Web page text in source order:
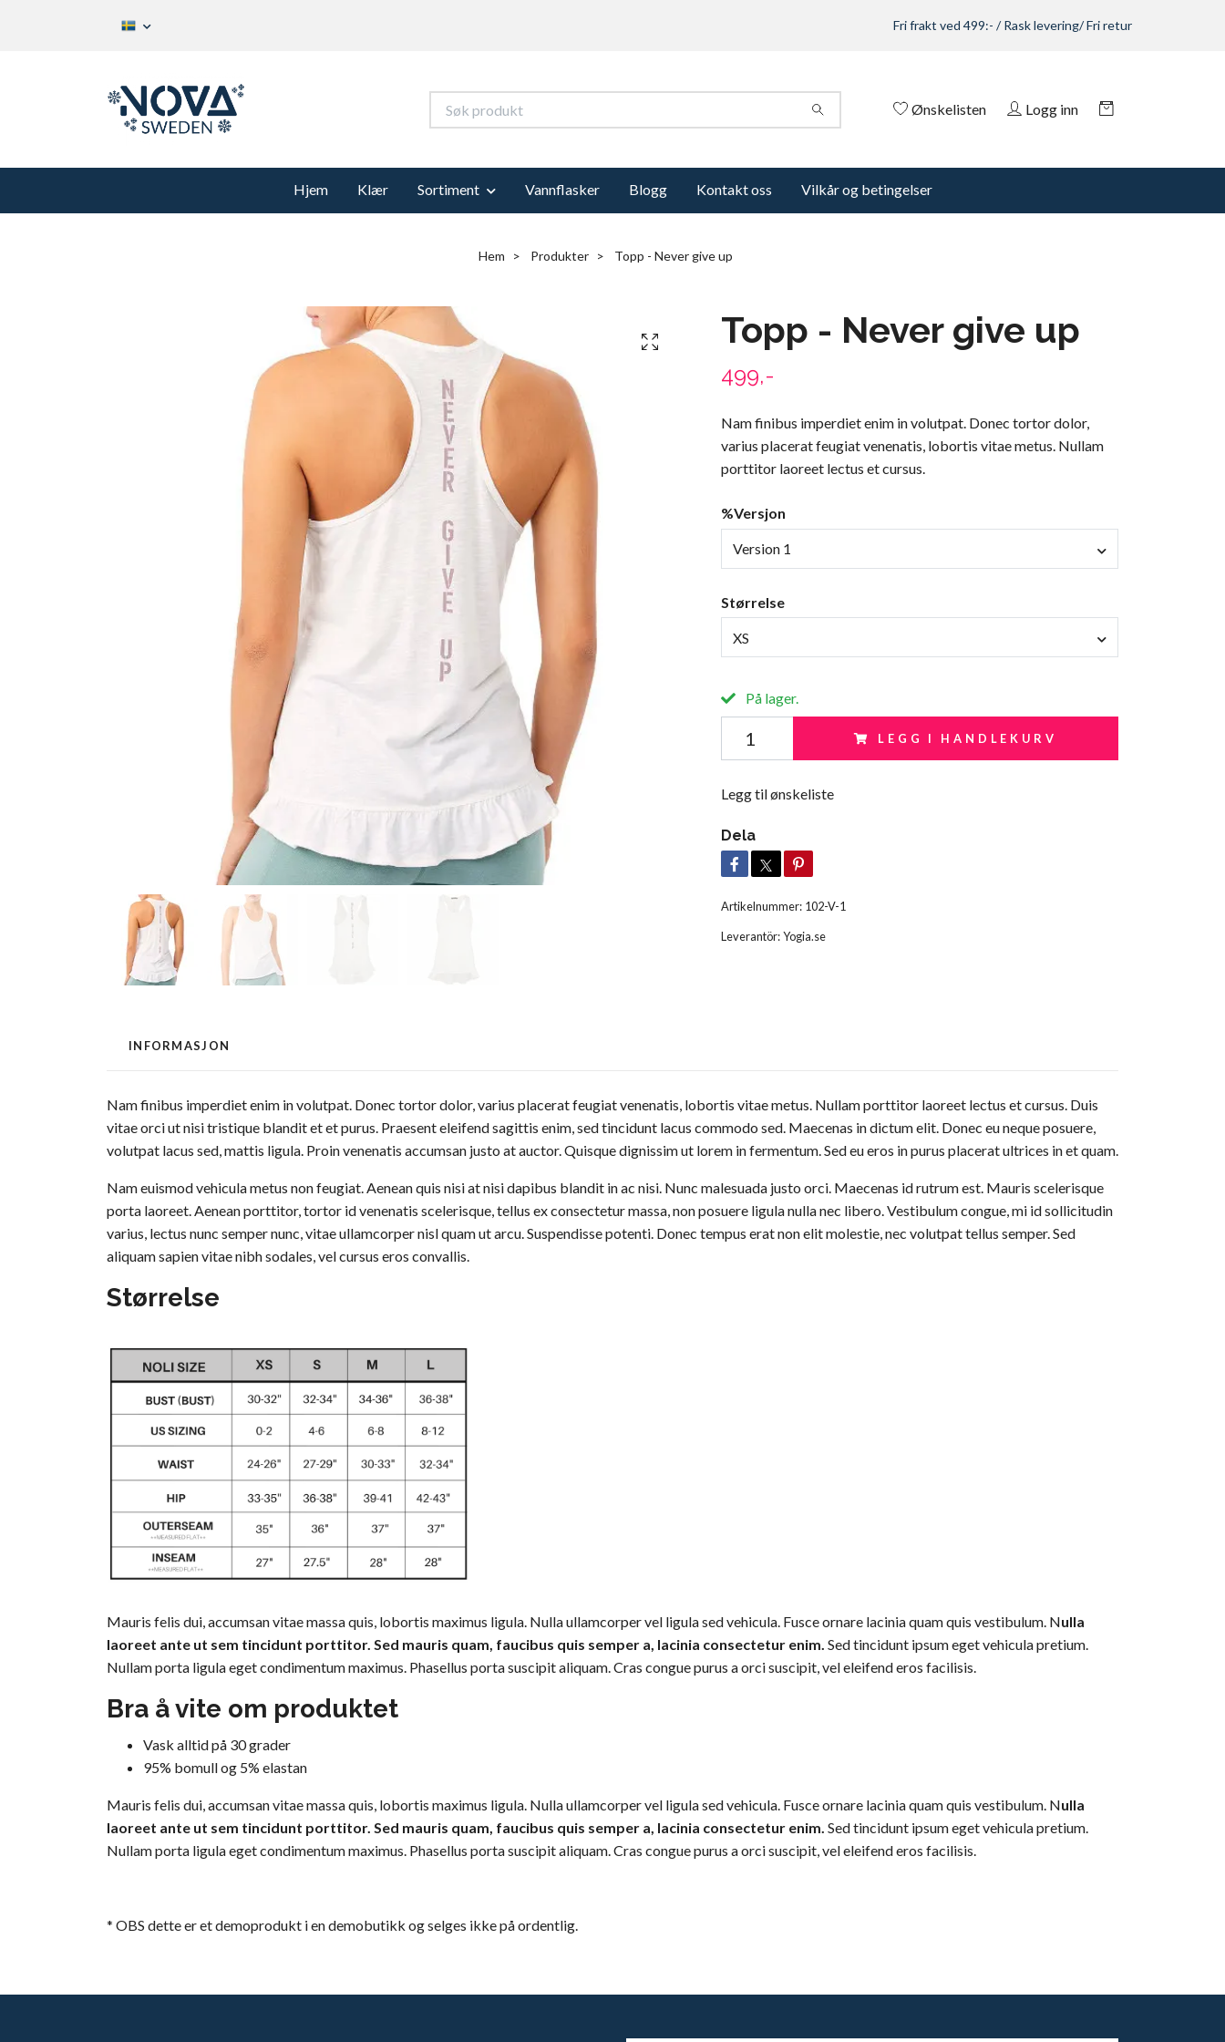
Fri frakt ved 499:- / Rask levering/ Fri retur
Ønskelisten Logg inn
Hjem Klær Sortiment Vannflasker Blogg Kontakt oss Vilkår og betingelser
Hem Produkter Topp - Never give up
Topp - Never give up
499,-
Nam finibus imperdiet enim in volutpat. Donec tortor dolor,
varius placerat feugiat venenatis, lobortis vitae metus. Nullam
porttitor laoreet lectus et cursus.
%Versjon
Version 1
Størrelse
XS
På lager.
LEGG I HANDLEKURV
Legg til ønskeliste
Dela
Artikelnummer: 102-V-1
Leverantör:Yogia.se
INFORMASJON
Nam finibus imperdiet enim in volutpat. Donec tortor dolor, varius placerat feugiat venenatis, lobortis vitae metus. Nullam porttitor laoreet lectus et cursus. Duis
vitae orci ut nisi tristique blandit et et purus. Praesent eleifend sagittis enim, sed tincidunt lacus commodo sed. Maecenas in dictum elit. Donec eu neque posuere,
volutpat lacus sed, mattis ligula. Proin venenatis accumsan justo at auctor. Quisque dignissim ut lorem in fermentum. Sed eu eros in purus placerat ultrices in et quam.
Nam euismod vehicula metus non feugiat. Aenean quis nisi at nisi dapibus blandit in ac nisi. Nunc malesuada justo orci. Maecenas id rutrum est. Mauris scelerisque
porta laoreet. Aenean porttitor, tortor id venenatis scelerisque, tellus ex consectetur massa, non posuere ligula nulla nec libero. Vestibulum congue, mi id sollicitudin
varius, lectus nunc semper nunc, vitae ullamcorper nisl quam ut arcu. Suspendisse potenti. Donec tempus erat non elit molestie, nec volutpat tellus semper. Sed
aliquam sapien vitae nibh sodales, vel cursus eros convallis.
Størrelse
Mauris felis dui, accumsan vitae massa quis, lobortis maximus ligula. Nulla ullamcorper vel ligula sed vehicula. Fusce ornare lacinia quam quis vestibulum. Nulla
laoreet ante ut sem tincidunt porttitor. Sed mauris quam, faucibus quis semper a, lacinia consectetur enim. Sed tincidunt ipsum eget vehicula pretium.
Nullam porta ligula eget condimentum maximus. Phasellus porta suscipit aliquam. Cras congue purus a orci suscipit, vel eleifend eros facilisis.
Bra å vite om produktet
Vask alltid på 30 grader
95% bomull og 5% elastan
Mauris felis dui, accumsan vitae massa quis, lobortis maximus ligula. Nulla ullamcorper vel ligula sed vehicula. Fusce ornare lacinia quam quis vestibulum. Nulla
laoreet ante ut sem tincidunt porttitor. Sed mauris quam, faucibus quis semper a, lacinia consectetur enim. Sed tincidunt ipsum eget vehicula pretium.
Nullam porta ligula eget condimentum maximus. Phasellus porta suscipit aliquam. Cras congue purus a orci suscipit, vel eleifend eros facilisis.
* OBS dette er et demoprodukt i en demobutikk og selges ikke på ordentlig.